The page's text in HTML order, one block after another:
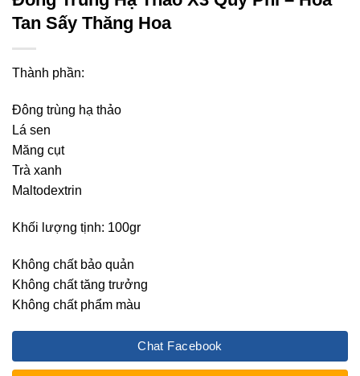
Tan Sấy Thăng Hoa
Thành phần:
Đông trùng hạ thảo
Lá sen
Măng cụt
Trà xanh
Maltodextrin
Khối lượng tịnh: 100gr
Không chất bảo quản
Không chất tăng trưởng
Không chất phẩm màu
Chat Facebook